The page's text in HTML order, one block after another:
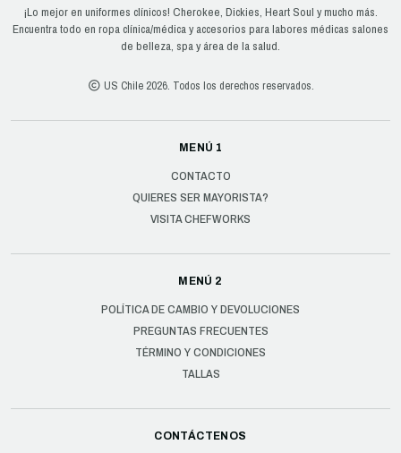
¡Lo mejor en uniformes clínicos! Cherokee, Dickies, Heart Soul y mucho más.
Encuentra todo en ropa clínica/médica y accesorios para labores médicas salones
de belleza, spa y área de la salud.
US Chile 2026. Todos los derechos reservados.
MENÚ 1
CONTACTO
QUIERES SER MAYORISTA?
VISITA CHEFWORKS
MENÚ 2
POLÍTICA DE CAMBIO Y DEVOLUCIONES
PREGUNTAS FRECUENTES
TÉRMINO Y CONDICIONES
TALLAS
CONTÁCTENOS